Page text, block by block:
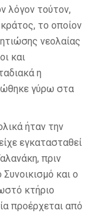
λόγον τούτον,
το οποίον
νεολαίας
και
η
γύρω στα
ήταν την
εγκατασταθεί
πριν
και ο
κτήριο
προέρχεται από